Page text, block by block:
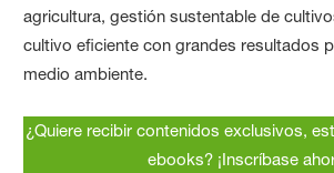
agricultura, gestión sustentable de
cultivo eficiente con grandes resultados
medio ambiente.
¿Quiere recibir contenidos exclusivos,
ebooks? ¡Inscríbase